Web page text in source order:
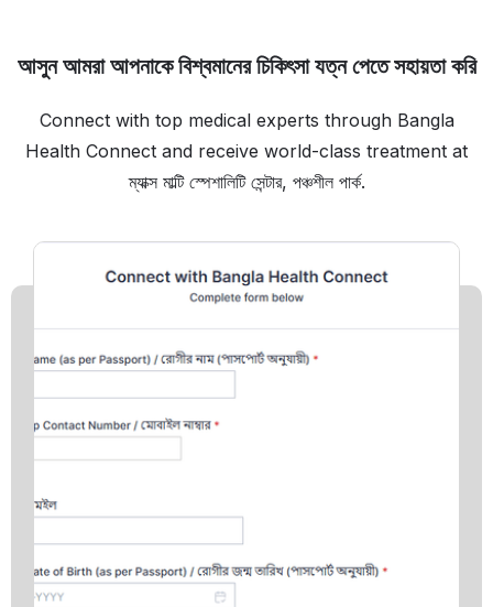
আসুন আমরা আপনাকে বিশ্বমানের চিকিৎসা যত্ন পেতে সহায়তা করি
Connect with top medical experts through Bangla
Health Connect and receive world-class treatment at
ম্যাক্স মাল্টি স্পেশালিটি সেন্টার, পঞ্চশীল পার্ক.